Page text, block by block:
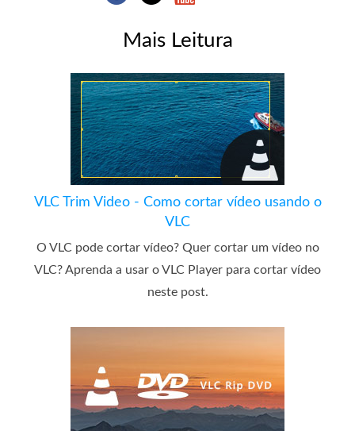
Mais Leitura
VLC Trim Video - Como cortar vídeo usando o
VLC
O VLC pode cortar vídeo? Quer cortar um vídeo no
VLC? Aprenda a usar o VLC Player para cortar vídeo
neste post.